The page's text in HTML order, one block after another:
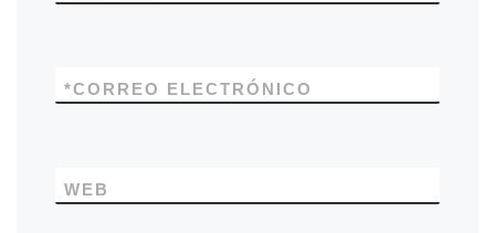
CORREO ELECTRÓNICO
*
WEB